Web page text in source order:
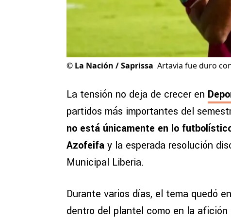
© La Nación / Saprissa Artavia fue duro
La tensión no deja de crecer en
partidos más importantes del
no está únicamente en lo
Azofeifa y la esperada resolución
Municipal Liberia.
Durante varios días, el tema quedó
dentro del plantel como en la afición